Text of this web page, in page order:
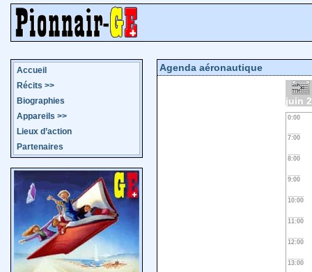
Accueil
Récits >>
Biographies
Appareils >>
Lieux d’action
Partenaires
Agenda aéronautique
juin
0:00
7:00
8:00
9:00
10:00
11:00
12:00
13:00